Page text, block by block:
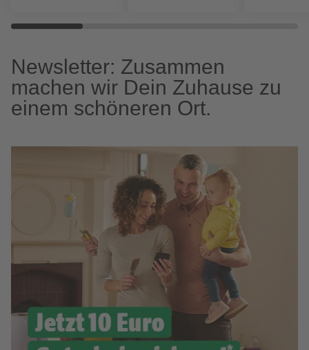
Newsletter: Zusammen
machen wir Dein Zuhause zu
einem schöneren Ort.